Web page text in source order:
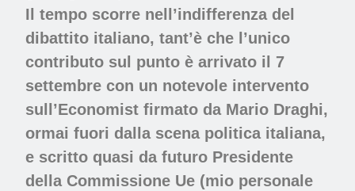
Il tempo scorre nell’indifferenza del
dibattito italiano, tant’è che l’unico
contributo sul punto è arrivato il 7
settembre con un notevole intervento
sull’Economist firmato da Mario Draghi,
ormai fuori dalla scena politica italiana,
e scritto quasi da futuro Presidente
della Commissione Ue (mio personale